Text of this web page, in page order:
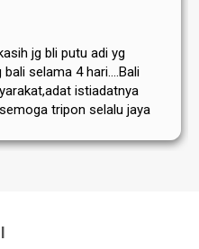
jg bli putu adi yg
selama 4 hari....Bali
istiadatnya
tripon selalu jaya